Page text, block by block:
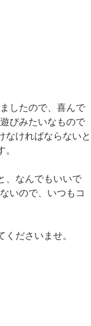
したので、喜んで
びみたいなもので
なければならないと
、なんでもいいで
いので、いつもコ
ださいませ。